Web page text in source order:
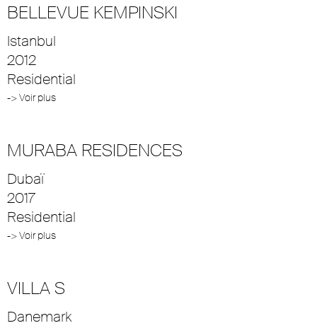
BELLEVUE KEMPINSKI
Istanbul
2012
Residential
-> Voir plus
MURABA RESIDENCES
Dubaï
2017
Residential
-> Voir plus
VILLA S
Danemark